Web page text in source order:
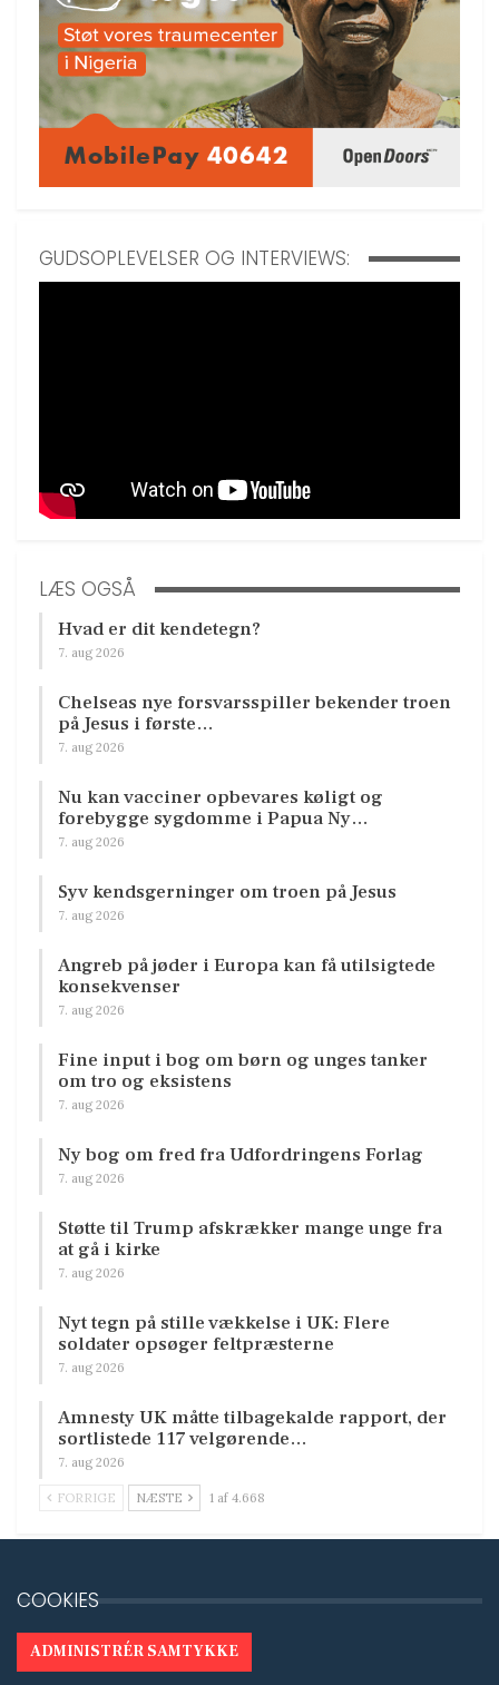
GUDSOPLEVELSER OG INTERVIEWS:
LÆS OGSÅ
Hvad er dit kendetegn?
7. aug 2026
Chelseas nye forsvarsspiller bekender troen
på Jesus i første…
7. aug 2026
Nu kan vacciner opbevares køligt og
forebygge sygdomme i Papua Ny…
7. aug 2026
Syv kendsgerninger om troen på Jesus
7. aug 2026
Angreb på jøder i Europa kan få utilsigtede
konsekvenser
7. aug 2026
Fine input i bog om børn og unges tanker
om tro og eksistens
7. aug 2026
Ny bog om fred fra Udfordringens Forlag
7. aug 2026
Støtte til Trump afskrækker mange unge fra
at gå i kirke
7. aug 2026
Nyt tegn på stille vækkelse i UK: Flere
soldater opsøger feltpræsterne
7. aug 2026
Amnesty UK måtte tilbagekalde rapport, der
sortlistede 117 velgørende…
7. aug 2026
FORRIGE NÆSTE 1 af 4.668
COOKIES
ADMINISTRÉR SAMTYKKE